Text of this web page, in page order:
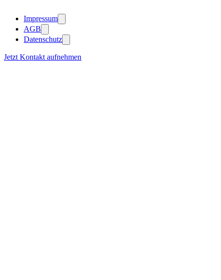
Impressum
AGB
Datenschutz
Jetzt Kontakt aufnehmen